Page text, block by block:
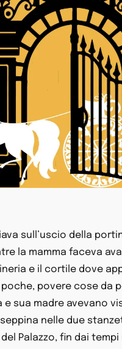
sull’uscio della
la mamma faceva
e il cortile dove
povere cose da
e sua madre avevano
nelle due
Palazzo, fin dai